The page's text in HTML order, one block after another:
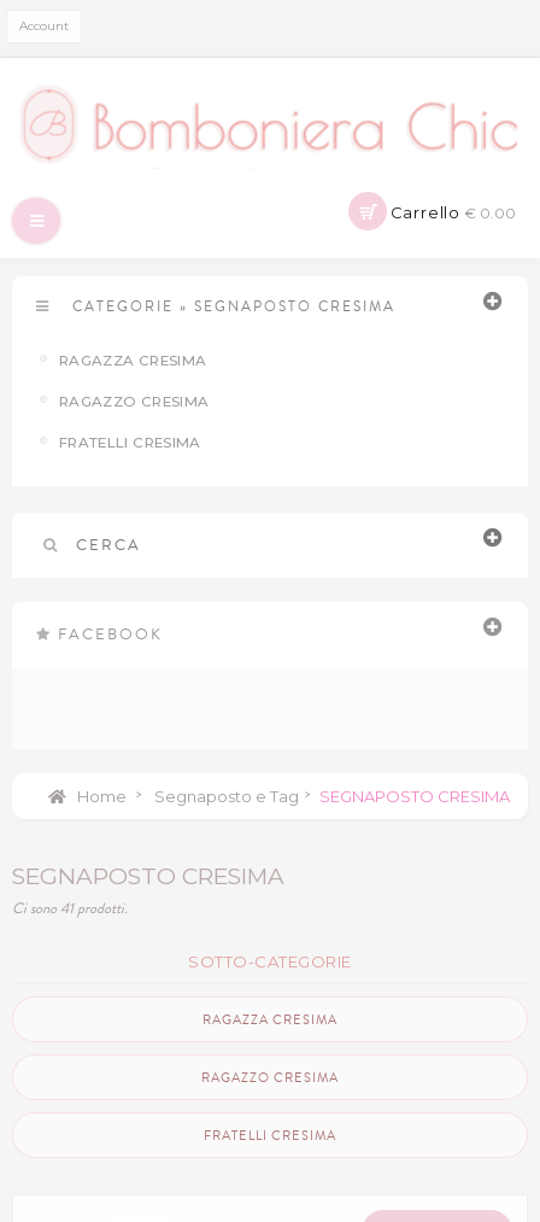
Account
Carrello € 0.00
Navigazione
Toggle
CATEGORIE » SEGNAPOSTO CRESIMA
RAGAZZA CRESIMA
RAGAZZO CRESIMA
FRATELLI CRESIMA
CERCA
FACEBOOK
Home > Segnaposto e Tag > SEGNAPOSTO CRESIMA
SEGNAPOSTO CRESIMA
Ci sono 41 prodotti.
SOTTO-CATEGORIE
RAGAZZA CRESIMA
RAGAZZO CRESIMA
FRATELLI CRESIMA